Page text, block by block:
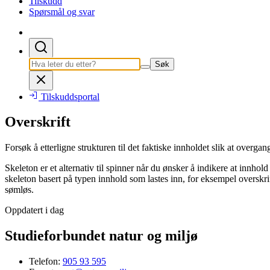
Spørsmål og svar
Søk
Tilskuddsportal
Overskrift
Forsøk å etterligne strukturen til det faktiske innholdet slik at
Skeleton er et alternativ til spinner når du ønsker å indikere at
skeleton basert på typen innhold som lastes inn, for eksempel
sømløs.
Oppdatert i dag
Studieforbundet natur og miljø
Telefon: 905 93 595